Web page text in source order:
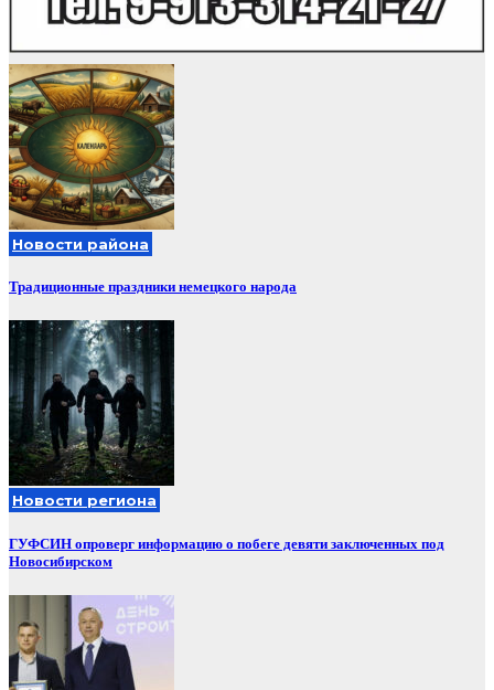
Новости района
Традиционные праздники немецкого народа
Новости региона
ГУФСИН опроверг информацию о побеге девяти заключенных под
Новосибирском